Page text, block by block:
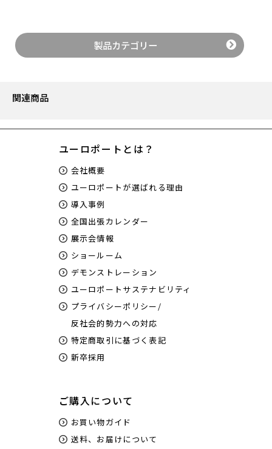
製品カテゴリー
関連商品
ユーロポートとは？
会社概要
ユーロポートが選ばれる理由
導入事例
全国出張カレンダー
展示会情報
ショールーム
デモンストレーション
ユーロポートサステナビリティ
プライバシーポリシー/
反社会的勢力への対応
特定商取引に基づく表記
新卒採用
ご購入について
お買い物ガイド
送料、お届けについて